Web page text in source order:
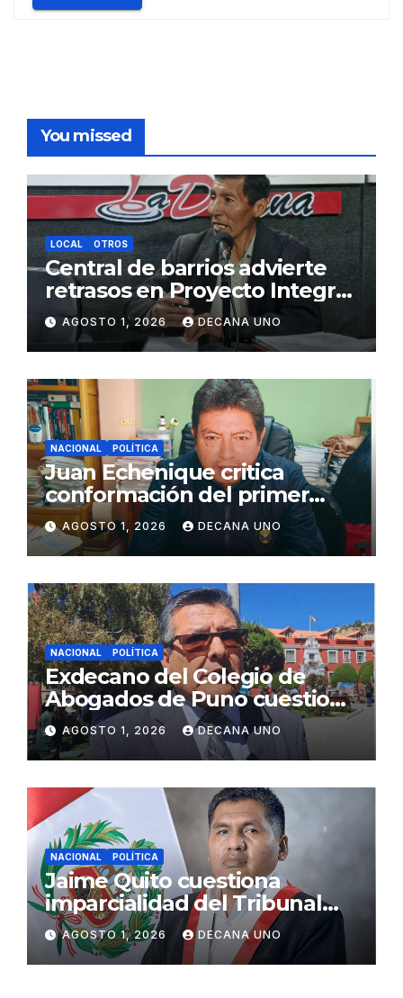
You missed
LOCAL OTROS
Central de barrios advierte
retrasos en Proyecto Integral
de Agua y Alcantarillado para
Juliaca
AGOSTO 1, 2026 DECANA UNO
NACIONAL POLÍTICA
Juan Echenique critica
conformación del primer
gabinete ministerial de Keiko
Fujimori
AGOSTO 1, 2026 DECANA UNO
NACIONAL POLÍTICA
Exdecano del Colegio de
Abogados de Puno cuestiona
propuestas sobre seguridad
ciudadana
AGOSTO 1, 2026 DECANA UNO
NACIONAL POLÍTICA
Jaime Quito cuestiona
imparcialidad del Tribunal
Constitucional tras liberación
de Ollanta Humala
AGOSTO 1, 2026 DECANA UNO